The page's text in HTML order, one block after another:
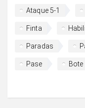
Ataque 5-1
Finta
Paradas
Pase Bote